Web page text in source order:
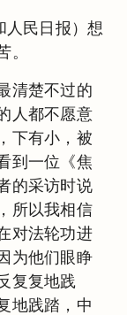
人民日报）想
。
清楚不过的
人都不愿意
下有小，被
到一位《焦
的采访时说
所以我相信
对法轮功进
为他们眼睁
复复地践
地践踏，中